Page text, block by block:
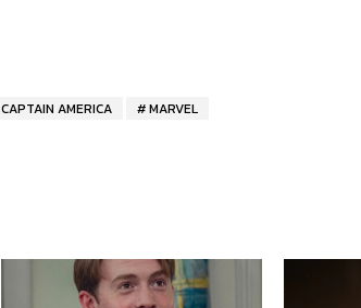
CAPTAIN AMERICA MARVEL